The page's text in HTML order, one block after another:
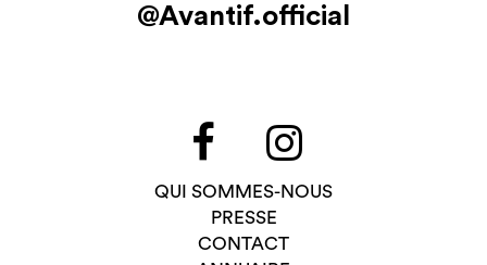
@Avantif.official
QUI SOMMES-NOUS
PRESSE
CONTACT